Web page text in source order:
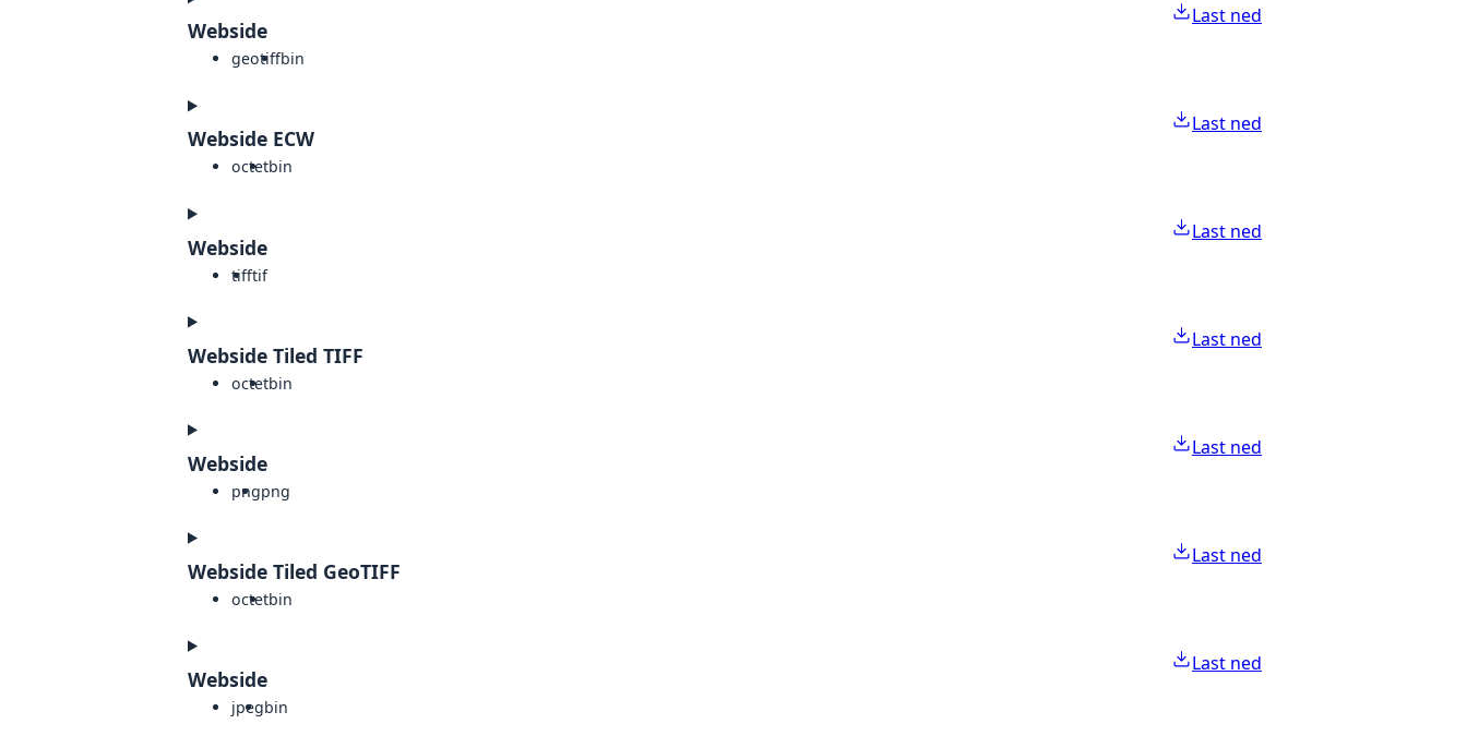
Webside
geotiffbin
Last ned
Webside ECW
octetbin
Last ned
Webside
tifftif
Last ned
Webside Tiled TIFF
octetbin
Last ned
Webside
pngpng
Last ned
Webside Tiled GeoTIFF
octetbin
Last ned
Webside
jpegbin
Last ned